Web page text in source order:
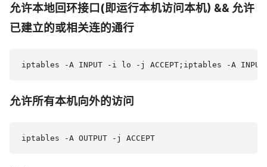
允许本地回环接口(即运行本机访问本机) && 允许
已建立的或相关连的通行
允许所有本机向外的访问